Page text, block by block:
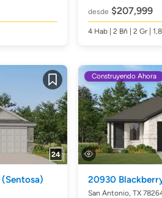
desde $207,999
4 Hab| 2 Bñ | 2 Gr |
Guardar
24
(Sentosa)
Construyendo Ahora
20930
San Antonio, TX